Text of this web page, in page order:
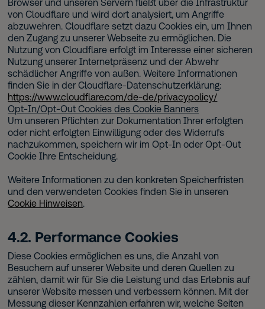
Browser und unseren Servern fließt über die Infrastruktur
von Cloudflare und wird dort analysiert, um Angriffe
abzuwehren. Cloudflare setzt dazu Cookies ein, um Ihnen
den Zugang zu unserer Webseite zu ermöglichen. Die
Nutzung von Cloudflare erfolgt im Interesse einer sicheren
Nutzung unserer Internetpräsenz und der Abwehr
schädlicher Angriffe von außen. Weitere Informationen
finden Sie in der Cloudflare-Datenschutzerklärung:
https://www.cloudflare.com/de-de/privacypolicy/
Opt-In/Opt-Out Cookies des Cookie Banners
Um unseren Pflichten zur Dokumentation Ihrer erfolgten
oder nicht erfolgten Einwilligung oder des Widerrufs
nachzukommen, speichern wir im Opt-In oder Opt-Out
Cookie Ihre Entscheidung.
Weitere Informationen zu den konkreten Speicherfristen
und den verwendeten Cookies finden Sie in unseren
Cookie Hinweisen.
4.2. Performance Cookies
Diese Cookies ermöglichen es uns, die Anzahl von
Besuchern auf unserer Website und deren Quellen zu
zählen, damit wir für Sie die Leistung und das Erlebnis auf
unserer Website messen und verbessern können. Mit der
Messung dieser Kennzahlen erfahren wir, welche Seiten